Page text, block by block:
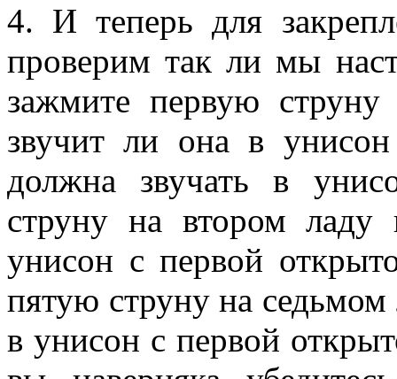
4. И теперь для
проверим так ли мы
зажмите первую
звучит ли она в
должна звучать в
струну на втором
унисон с первой
пятую струну на седьмом
в унисон с первой